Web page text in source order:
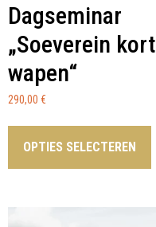
Dagseminar
„Soeverein kort
wapen“
290,00 €
OPTIES SELECTEREN